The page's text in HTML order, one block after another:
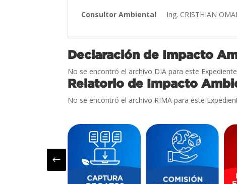
Consultor Ambiental Ing. CRISTHIAN
Declaración de Impacto
No se encontró el archivo DIA para este
Relatorio de Impacto
No se encontró el archivo RIMA para este
#